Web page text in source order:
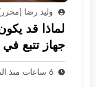
وليد رضا
جهاز تتبع
6 ساعات منذ النشر